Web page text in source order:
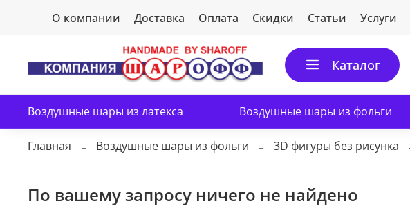
О компании Доставка Оплата Скидки Статьи Услуги
Каталог
Воздушные шары из латекса Воздушные шары из фольги
Главная Воздушные шары из фольги 3D фигуры без рисунка
По вашему запросу ничего не найдено